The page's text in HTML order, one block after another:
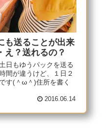
も送ることが出来
え？送れるの？
日もゆうパックを送る
間が違うけど、１日２
す(＾ω＾)住所を書く
2016.06.14